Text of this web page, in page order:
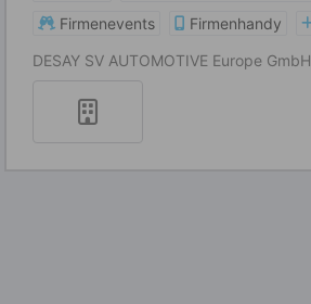
Firmenevents
Firmenhandy
DESAY SV AUTOMOTIVE Europe GmbH